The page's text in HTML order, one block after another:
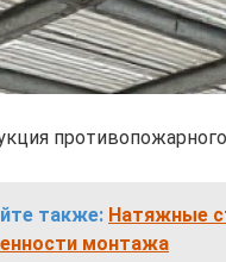
также: Натяжные
монтажа